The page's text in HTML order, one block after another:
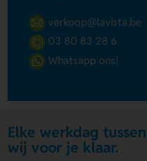
verkoop@lavista.be
03 80 83 28 6
Whatsapp ons!
Elke werkdag
wij voor je klaar.